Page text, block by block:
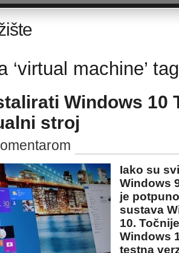
‘virtual machine’ tag
Windows 10
stroj
Iako su
Windows
je
sustava
10.
Windows
testna